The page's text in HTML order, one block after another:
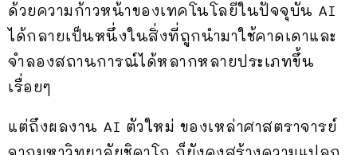
ด้วยความก้าวหน้าของเทคโนโลยีในปัจจุบัน AI
ได้กลายเป็นหนึ่งในสิ่งที่ถูกนำมาใช้คาดเดาและ
จำลองสถานการณ์ได้หลากหลายประเภทขึ้น
เรื่อยๆ
แต่ถึงผลงาน AI ตัวใหม่ ของเหล่าศาสตราจารย์